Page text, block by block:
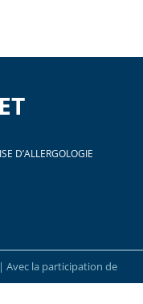
D’ALLERGOLOGIE
Avec la participation de